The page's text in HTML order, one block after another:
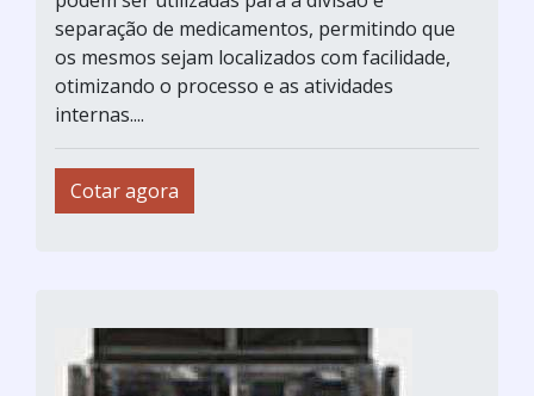
separação de medicamentos, permitindo que
os mesmos sejam localizados com facilidade,
otimizando o processo e as atividades
internas....
Cotar agora